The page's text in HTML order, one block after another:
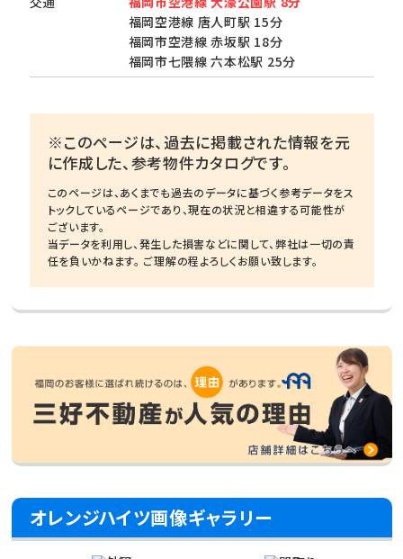
福岡空港線 唐人町駅 15分
福岡市空港線 赤坂駅 18分
福岡市七隈線 六本松駅 25分
※このページは、過去に掲載された情報を元
に作成した、参考物件カタログです。
このページは、あくまでも過去のデータに基づく参考データをス
トックしているページであり、現在の状況と相違する可能性が
ございます。
当データを利用し、発生した損害などに関して、弊社は一切の責
任を負いかねます。 ご理解の程よろしくお願い致します。
オレンジハイツ画像ギャラリー